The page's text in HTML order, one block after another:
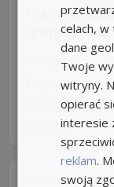
Rodzaj pracy:
ŻABKA
Wilamowice
pracuj.pl
Oferta
celach,
dane
Twoje
witryny.
opierać
interesie
reklam.
swoją